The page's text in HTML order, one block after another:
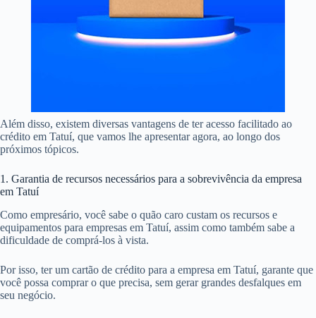
Além disso, existem diversas vantagens de ter acesso facilitado ao
crédito em Tatuí, que vamos lhe apresentar agora, ao longo dos
próximos tópicos.
1. Garantia de recursos necessários para a sobrevivência da empresa
em Tatuí
Como empresário, você sabe o quão caro custam os recursos e
equipamentos para empresas em Tatuí, assim como também sabe a
dificuldade de comprá-los à vista.
Por isso, ter um cartão de crédito para a empresa em Tatuí, garante que
você possa comprar o que precisa, sem gerar grandes desfalques em
seu negócio.